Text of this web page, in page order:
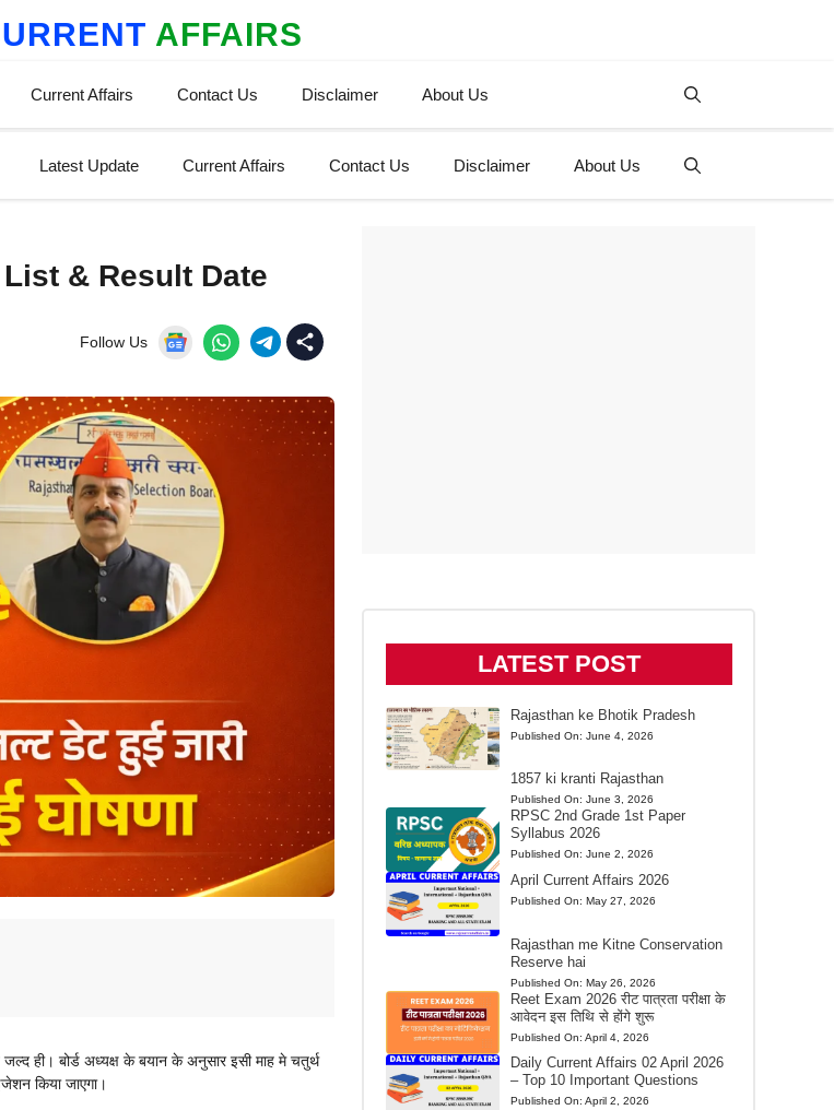
AFFAIRS
Current Affairs Contact Us Disclaimer About Us
Latest Update Current Affairs Contact Us Disclaimer About Us
& Result Date
Follow Us
ही। बोर्ड अध्यक्ष के बयान के अनुसार इसी माह मे चतुर्थ
किया जाएगा।
LATEST POST
Rajasthan ke Bhotik Pradesh
Published On: June 4, 2026
1857 ki kranti Rajasthan
Published On: June 3, 2026
RPSC 2nd Grade 1st Paper
Syllabus 2026
Published On: June 2, 2026
April Current Affairs 2026
Published On: May 27, 2026
Rajasthan me Kitne Conservation
Reserve hai
Published On: May 26, 2026
Reet Exam 2026 रीट पात्रता परीक्षा के
आवेदन इस तिथि से होंगे शुरू
Published On: April 4, 2026
Daily Current Affairs 02 April 2026
– Top 10 Important Questions
Published On: April 2, 2026